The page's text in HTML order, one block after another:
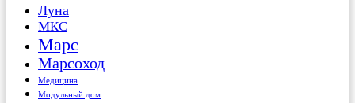
Луна
МКС
Марс
Марсоход
Медицина
Модульный дом